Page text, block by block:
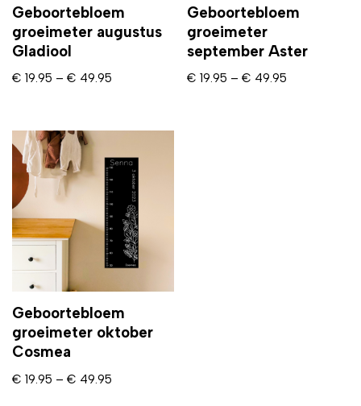
Geboortebloem
groeimeter augustus
Gladiool
€ 19.95 – € 49.95
Geboortebloem
groeimeter
september Aster
€ 19.95 –€ 49.95
Geboortebloem
groeimeter oktober
Cosmea
€ 19.95 – € 49.95